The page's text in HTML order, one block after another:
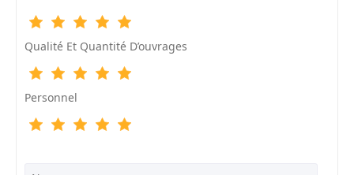
Qualité Et Quantité D’ouvrages
Personnel